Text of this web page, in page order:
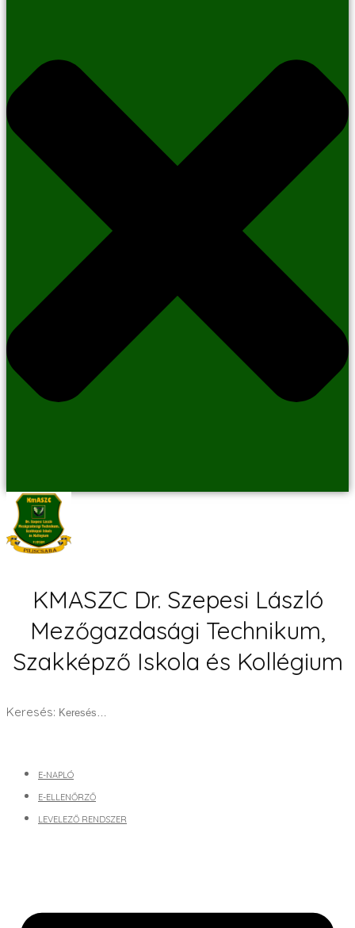
KMASZC Dr. Szepesi László
Mezőgazdasági Technikum,
Szakképző Iskola és Kollégium
Keresés:
E-NAPLÓ
E-ELLENŐRZŐ
LEVELEZŐ RENDSZER